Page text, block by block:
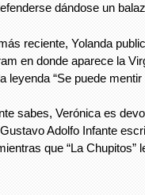
dándose un
reciente, Yolanda
en donde aparece la
leyenda “Se puede
sabes, Verónica es
Adolfo Infante
que “La Chupitos”